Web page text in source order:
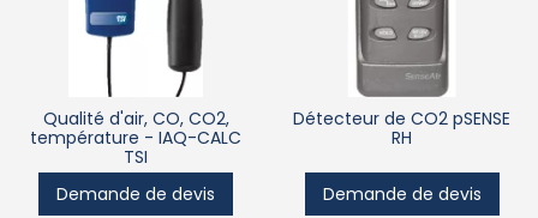
Qualité d'air, CO, CO2,
température - IAQ-CALC
TSI
Demande de devis
Détecteur de CO2 pSENSE
RH
Demande de devis